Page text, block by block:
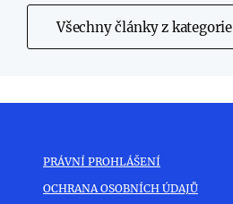
Všechny články z kategorie
PRÁVNÍ PROHLÁŠENÍ
OCHRANA OSOBNÍCH ÚDAJŮ